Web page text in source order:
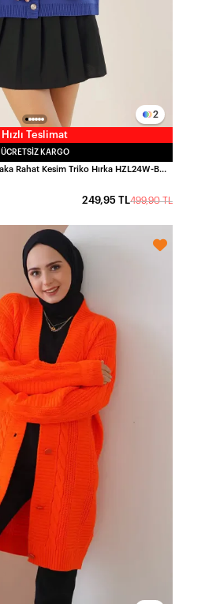
Hızlı Teslimat
2
ÜCRETSIZ KARGO
Kadın Lacivert Çizgili V Yaka Rahat Kesim Triko Hırka HZL24W-BD1102151
499,90 TL
249,95 TL